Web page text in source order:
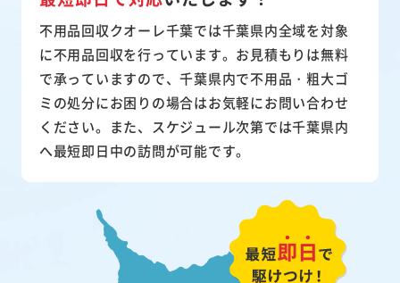
不用品回収クオーレ千葉では千葉県内全域を対象
に不用品回収を行っています。お見積もりは無料
で承っていますので、千葉県内で不用品・粗大ゴ
ミの処分にお困りの場合はお気軽にお問い合わせ
ください。また、スケジュール次第では千葉県内
へ最短即日中の訪問が可能です。